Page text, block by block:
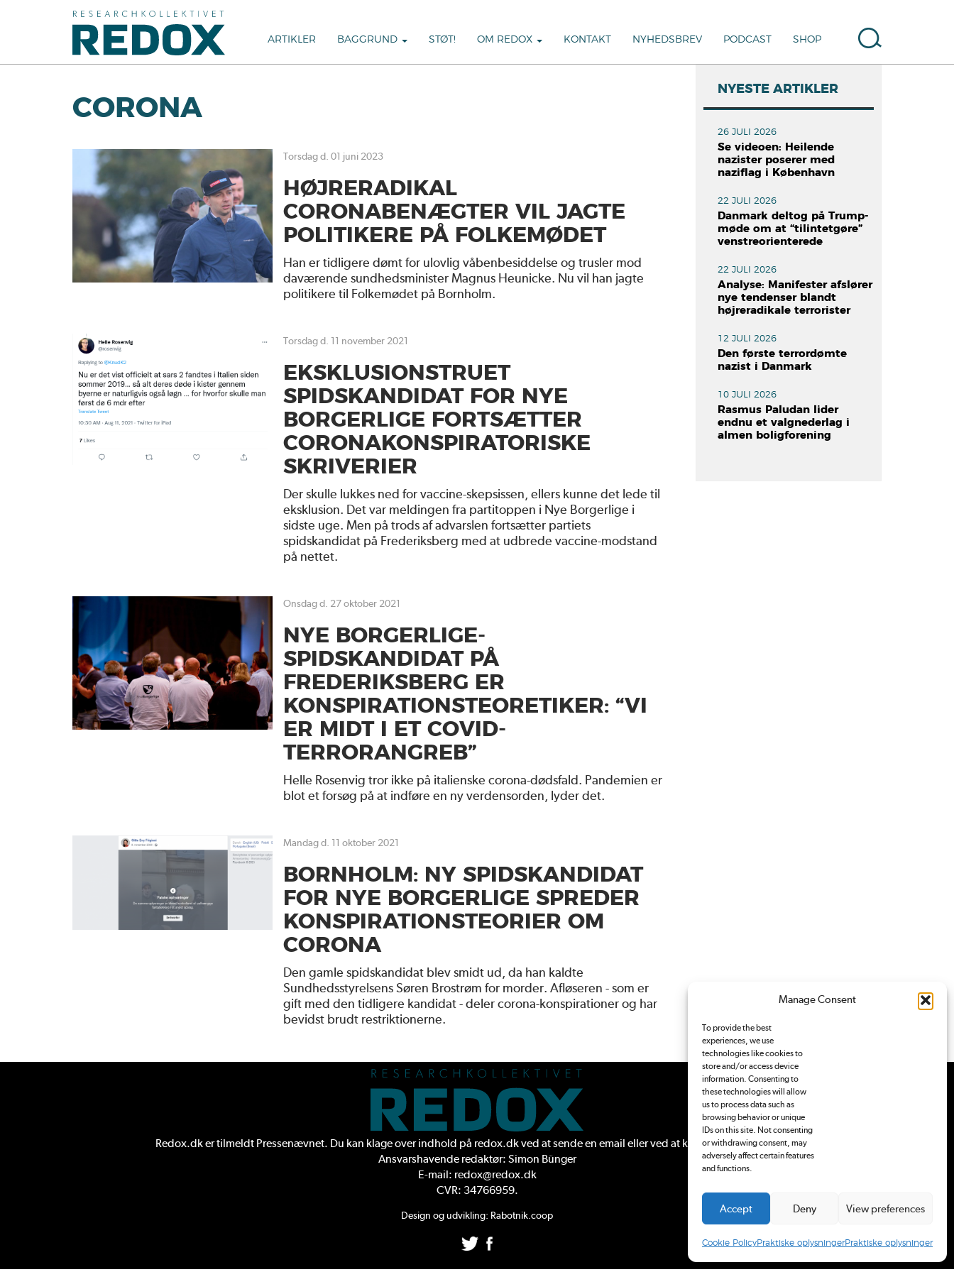
Manage Consent
To provide the best
experiences, we use
technologies like cookies to
store and/or access device
information. Consenting to
these technologies will allow
us to process data such as
browsing behavior or unique
IDs on this site. Not consenting
or withdrawing consent, may
adversely affect certain features
and functions.
Accept Deny View preferences
Cookie PolicyPraktiske oplysningerPraktiske oplysninger
ARTIKLER BAGGRUND STØT! OM REDOX KONTAKT NYHEDSBREV PODCAST SHOP
CORONA
torsdag d. 01 juni 2023
HØJRERADIKAL
CORONABENÆGTER VIL JAGTE
POLITIKERE PÅ FOLKEMØDET
Han er tidligere dømt for ulovlig våbenbesiddelse og trusler mod
daværende sundhedsminister Magnus Heunicke. Nu vil han jagte
politikere til Folkemødet på Bornholm.
torsdag d. 11 november 2021
EKSKLUSIONSTRUET
SPIDSKANDIDAT FOR NYE
BORGERLIGE FORTSÆTTER
CORONAKONSPIRATORISKE
SKRIVERIER
Der skulle lukkes ned for vaccine-skepsissen, ellers kunne det lede til
eksklusion. Det var meldingen fra partitoppen i Nye Borgerlige i
sidste uge. Men på trods af advarslen fortsætter partiets
spidskandidat på Frederiksberg med at udbrede vaccine-modstand
på nettet.
onsdag d. 27 oktober 2021
NYE BORGERLIGE-
SPIDSKANDIDAT PÅ
FREDERIKSBERG ER
KONSPIRATIONSTEORETIKER: “VI
ER MIDT I ET COVID-
TERRORANGREB”
Helle Rosenvig tror ikke på italienske corona-dødsfald. Pandemien er
blot et forsøg på at indføre en ny verdensorden, lyder det.
mandag d. 11 oktober 2021
BORNHOLM: NY SPIDSKANDIDAT
FOR NYE BORGERLIGE SPREDER
KONSPIRATIONSTEORIER OM
CORONA
Den gamle spidskandidat blev smidt ud, da han kaldte
Sundhedsstyrelsens Søren Brostrøm for morder. Afløseren - som er
gift med den tidligere kandidat - deler corona-konspirationer og har
bevidst brudt restriktionerne.
NYESTE ARTIKLER
26 JULI 2026
Se videoen: Heilende
nazister poserer med
naziflag i København
22 JULI 2026
Danmark deltog på Trump-
møde om at “tilintetgøre”
venstreorienterede
22 JULI 2026
Analyse: Manifester afslører
nye tendenser blandt
højreradikale terrorister
12 JULI 2026
Den første terrordømte
nazist i Danmark
10 JULI 2026
Rasmus Paludan lider
endnu et valgnederlag i
almen boligforening
Redox.dk er tilmeldt Pressenævnet. Du kan klage over indhold på redox.dk ved at sende en email eller ved at kontakte Pressenævnet.
Ansvarshavende redaktør: Simon Bünger
E-mail: redox@redox.dk
CVR: 34766959.
Design og udvikling: Rabotnik.coop